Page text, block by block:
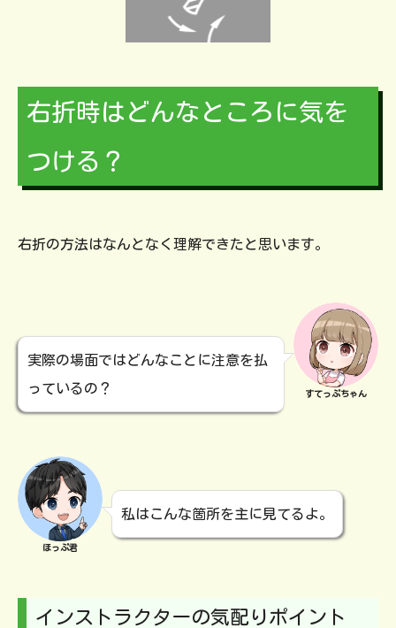
右折時はどんなところに気を
つける？
右折の方法はなんとなく理解できたと思います。
実際の場面ではどんなことに注意を払
っているの？
すてっぷちゃん
ほっぷ君
私はこんな箇所を主に見てるよ。
インストラクターの気配りポイント